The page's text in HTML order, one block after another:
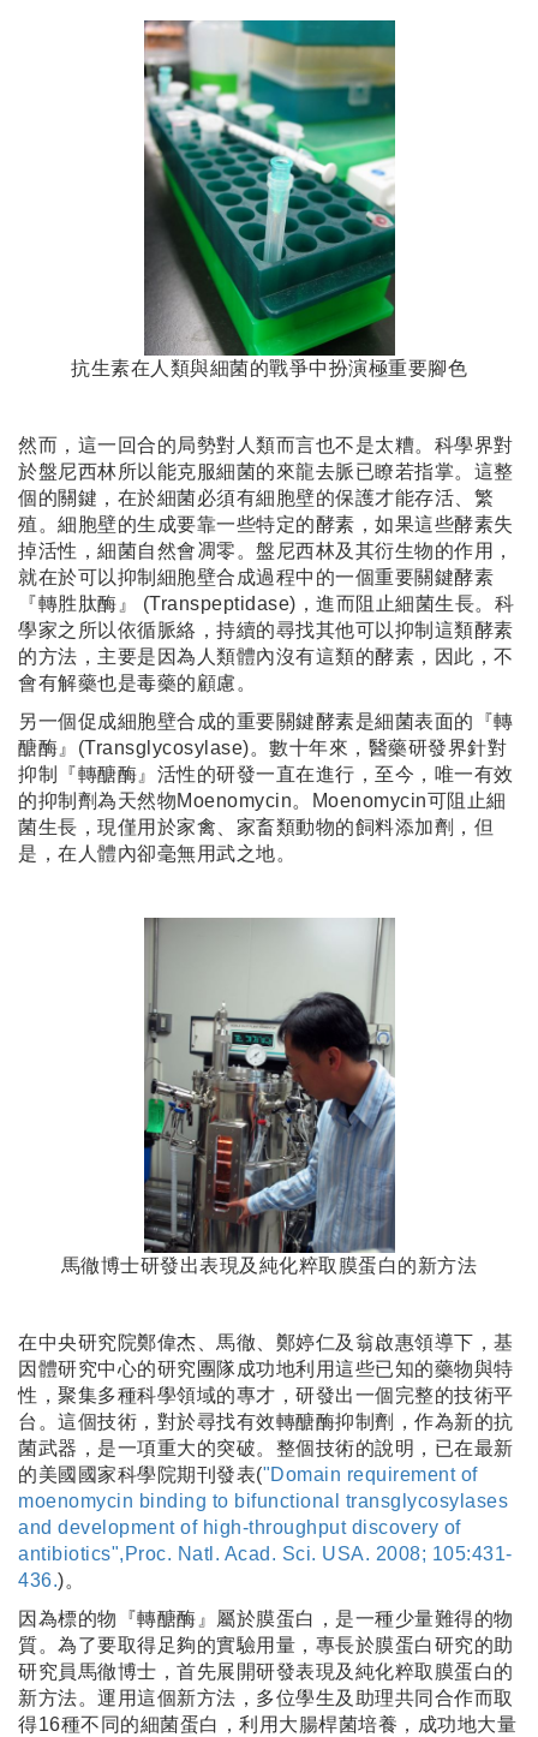
抗生素在人類與細菌的戰爭中扮演極重要腳色
然而，這一回合的局勢對人類而言也不是太糟。科學界對
於盤尼西林所以能克服細菌的來龍去脈已瞭若指掌。這整
個的關鍵，在於細菌必須有細胞壁的保護才能存活、繁
殖。細胞壁的生成要靠一些特定的酵素，如果這些酵素失
掉活性，細菌自然會凋零。盤尼西林及其衍生物的作用，
就在於可以抑制細胞壁合成過程中的一個重要關鍵酵素
『轉胜肽酶』 (Transpeptidase)，進而阻止細菌生長。科
學家之所以依循脈絡，持續的尋找其他可以抑制這類酵素
的方法，主要是因為人類體內沒有這類的酵素，因此，不
會有解藥也是毒藥的顧慮。
另一個促成細胞壁合成的重要關鍵酵素是細菌表面的『轉
醣酶』(Transglycosylase)。數十年來，醫藥研發界針對
抑制『轉醣酶』活性的研發一直在進行，至今，唯一有效
的抑制劑為天然物Moenomycin。Moenomycin可阻止細
菌生長，現僅用於家禽、家畜類動物的飼料添加劑，但
是，在人體內卻毫無用武之地。
馬徹博士研發出表現及純化粹取膜蛋白的新方法
在中央研究院鄭偉杰、馬徹、鄭婷仁及翁啟惠領導下，基
因體研究中心的研究團隊成功地利用這些已知的藥物與特
性，聚集多種科學領域的專才，研發出一個完整的技術平
台。這個技術，對於尋找有效轉醣酶抑制劑，作為新的抗
菌武器，是一項重大的突破。整個技術的說明，已在最新
的美國國家科學院期刊發表("Domain requirement of
moenomycin binding to bifunctional transglycosylases
and development of high-throughput discovery of
antibiotics",Proc. Natl. Acad. Sci. USA. 2008; 105:431-
436.)。
因為標的物『轉醣酶』屬於膜蛋白，是一種少量難得的物
質。為了要取得足夠的實驗用量，專長於膜蛋白研究的助
研究員馬徹博士，首先展開研發表現及純化粹取膜蛋白的
新方法。運用這個新方法，多位學生及助理共同合作而取
得16種不同的細菌蛋白，利用大腸桿菌培養，成功地大量